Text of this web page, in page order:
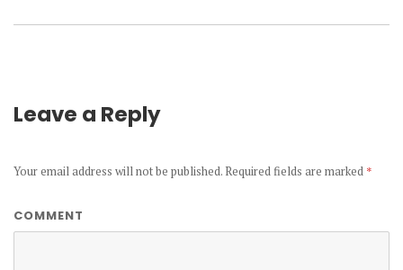
Leave a Reply
Your email address will not be published. Required fields are marked *
COMMENT